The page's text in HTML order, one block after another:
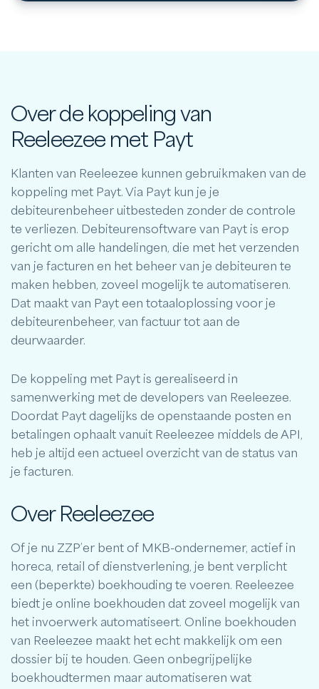
Over de koppeling van
Reeleezee met Payt
Klanten van Reeleezee kunnen gebruikmaken van de
koppeling met Payt. Via Payt kun je je
debiteurenbeheer uitbesteden zonder de controle
te verliezen. Debiteurensoftware van Payt is erop
gericht om alle handelingen, die met het verzenden
van je facturen en het beheer van je debiteuren te
maken hebben, zoveel mogelijk te automatiseren.
Dat maakt van Payt een totaaloplossing voor je
debiteurenbeheer, van factuur tot aan de
deurwaarder.
De koppeling met Payt is gerealiseerd in
samenwerking met de developers van Reeleezee.
Doordat Payt dagelijks de openstaande posten en
betalingen ophaalt vanuit Reeleezee middels de API,
heb je altijd een actueel overzicht van de status van
je facturen.
Over Reeleezee
Of je nu ZZP’er bent of MKB-ondernemer, actief in
horeca, retail of dienstverlening, je bent verplicht
een (beperkte) boekhouding te voeren. Reeleezee
biedt je online boekhouden dat zoveel mogelijk van
het invoerwerk automatiseert. Online boekhouden
van Reeleezee maakt het echt makkelijk om een
dossier bij te houden. Geen onbegrijpelijke
boekhoudtermen maar automatiseren wat